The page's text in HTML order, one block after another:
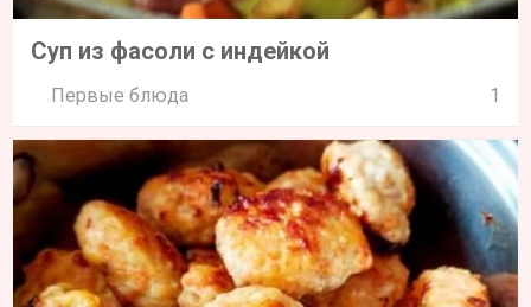
Суп из фасоли с индейкой
Первые блюда 1